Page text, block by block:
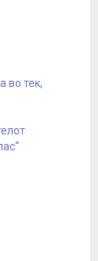
во тек,